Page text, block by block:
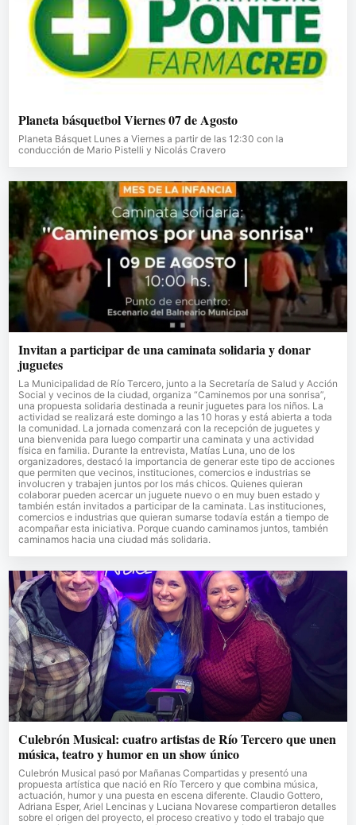
Planeta básquetbol Viernes 07 de Agosto
Planeta Básquet Lunes a Viernes a partir de las 12:30 con la
conducción de Mario Pistelli y Nicolás Cravero
Invitan a participar de una caminata solidaria y donar
juguetes
La Municipalidad de Río Tercero, junto a la Secretaría de Salud y Acción
Social y vecinos de la ciudad, organiza “Caminemos por una sonrisa”,
una propuesta solidaria destinada a reunir juguetes para los niños. La
actividad se realizará este domingo a las 10 horas y está abierta a toda
la comunidad. La jornada comenzará con la recepción de juguetes y
una bienvenida para luego compartir una caminata y una actividad
física en familia. Durante la entrevista, Matías Luna, uno de los
organizadores, destacó la importancia de generar este tipo de acciones
que permiten que vecinos, instituciones, comercios e industrias se
involucren y trabajen juntos por los más chicos. Quienes quieran
colaborar pueden acercar un juguete nuevo o en muy buen estado y
también están invitados a participar de la caminata. Las instituciones,
comercios e industrias que quieran sumarse todavía están a tiempo de
acompañar esta iniciativa. Porque cuando caminamos juntos, también
caminamos hacia una ciudad más solidaria.
Culebrón Musical: cuatro artistas de Río Tercero que unen
música, teatro y humor en un show único
Culebrón Musical pasó por Mañanas Compartidas y presentó una
propuesta artística que nació en Río Tercero y que combina música,
actuación, humor y una puesta en escena diferente. Claudio Gottero,
Adriana Esper, Ariel Lencinas y Luciana Novarese compartieron detalles
sobre el origen del proyecto, el proceso creativo y todo el trabajo que